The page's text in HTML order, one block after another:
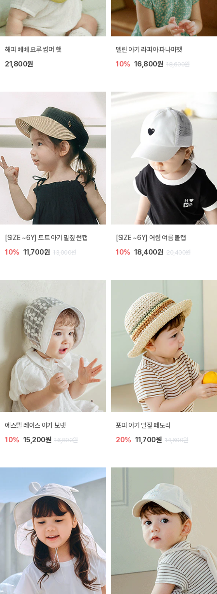
해피 베베 요루 썸머 햇
21,800원
델린 아기 라피아 파나마햇
10% 16,800원 18,600원
[SIZE ~6Y] 토트 아기 밀짚 썬캡
10% 11,700원 13,000원
[SIZE ~6Y] 어썸 여름 볼캡
10% 18,400원 20,400원
에스텔 레이스 아기 보넷
10% 15,200원 16,800원
포피 아기 밀짚 페도라
20% 11,700원 14,600원